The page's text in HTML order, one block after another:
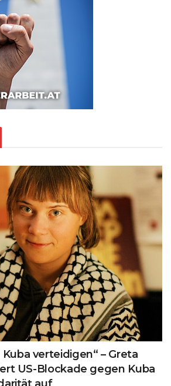
verteidigen“ – Greta
US-Blockade gegen Kuba